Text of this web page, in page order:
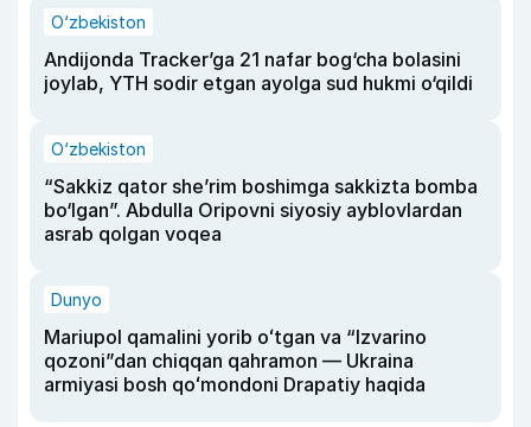
O‘zbekiston
Andijonda Tracker’ga 21 nafar bog‘cha bolasini
joylab, YTH sodir etgan ayolga sud hukmi o‘qildi
O‘zbekiston
“Sakkiz qator she’rim boshimga sakkizta bomba
bo‘lgan”. Abdulla Oripovni siyosiy ayblovlardan
asrab qolgan voqea
Dunyo
Mariupol qamalini yorib oʻtgan va “Izvarino
qozoni”dan chiqqan qahramon — Ukraina
armiyasi bosh qoʻmondoni Drapatiy haqida